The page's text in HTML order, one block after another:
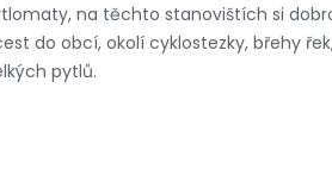
na těchto stanovištích si
do obcí, okolí cyklostezky, břehy
pytlů.